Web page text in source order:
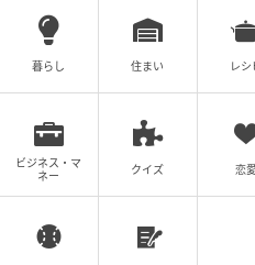
いました…💕)やブランデー
まで。
暮らし 住まい レシ
ビジネス・マ
ネー
クイズ 恋